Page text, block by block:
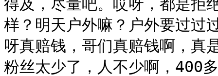
得及，尽量吧。哎呀，都是拒
样？明天户外嘛？户外要过过
呀真赔钱，哥们真赔钱啊，真
粉丝太少了，人不少啊，400